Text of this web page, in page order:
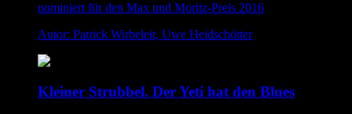
nominiert für den Max und Moritz-Preis 2016
Autor: Patrick Wirbeleit, Uwe Heidschötter
Kleiner Strubbel. Der Yeti hat den Blues